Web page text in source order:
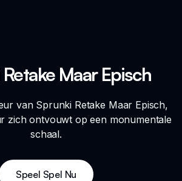
Maar Episch
van Sprunki Retake Maar Episch,
zich ontvouwt op een monumentale
schaal.
Speel Spel Nu